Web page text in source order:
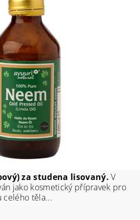
za studena lisovaný. V
jako kosmetický přípravek pro
celého těla...